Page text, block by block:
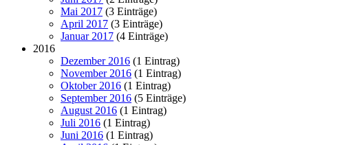
Mai 2017 (3 Einträge)
April 2017 (3 Einträge)
Januar 2017 (4 Einträge)
2016
Dezember 2016 (1 Eintrag)
November 2016 (1 Eintrag)
Oktober 2016 (1 Eintrag)
September 2016 (5 Einträge)
August 2016 (1 Eintrag)
Juli 2016 (1 Eintrag)
Juni 2016 (1 Eintrag)